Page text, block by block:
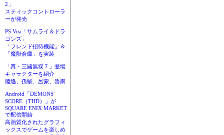
2」
スティックコントローラ
ーが発売
PS Vita「サムライ＆ドラ
ゴンズ」
「フレンド招待機能」＆
「魔獣倉庫」を実装
「真・三國無双７」登場
キャラクターを紹介
陸遜、孫堅、呂蒙、魯粛
Android「DEMONS'
SCORE（THD）」が
SQUARE ENIX MARKET
で配信開始
高画質化されたグラフィ
ックスでゲームを楽しめ